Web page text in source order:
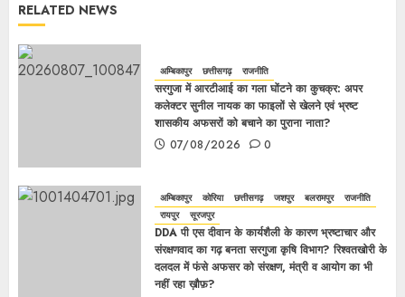
RELATED NEWS
अम्बिकापुर छत्तीसगढ़ राजनीति
सरगुजा में आरटीआई का गला घोंटने का कुचक्र: अपर
कलेक्टर सुनील नायक का फाइलों से खेलने एवं भ्रष्ट
शासकीय अफसरों को बचाने का पुराना नाता?
07/08/2026
0
अम्बिकापुर कोरिया छत्तीसगढ़ जशपुर बलरामपुर
राजनीति
रायपुर
सूरजपुर
DDA पी एस दीवान के कार्यशैली के कारण भ्रष्टाचार और
संरक्षणवाद का गढ़ बनता सरगुजा कृषि विभाग? रिश्वतखोरी के
दलदल में फंसे अफसर को संरक्षण, मंत्री व आयोग का भी
नहीं रहा ख़ौफ़?